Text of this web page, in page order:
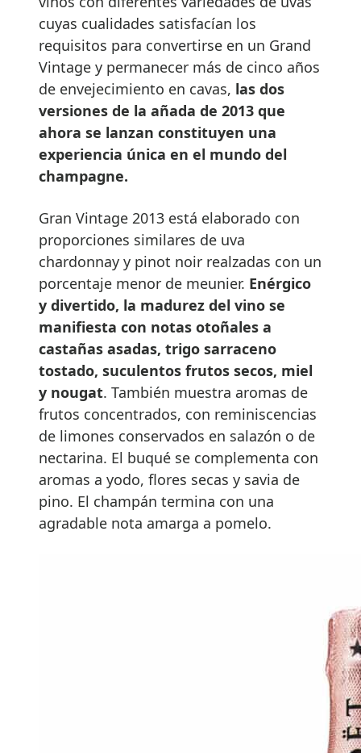
cuyas cualidades satisfacían los
requisitos para convertirse en un Grand
Vintage y permanecer más de cinco años
de envejecimiento en cavas, las dos
versiones de la añada de 2013 que
ahora se lanzan constituyen una
experiencia única en el mundo del
champagne.
Gran Vintage 2013 está elaborado con
proporciones similares de uva
chardonnay y pinot noir realzadas con un
porcentaje menor de meunier. Enérgico
y divertido, la madurez del vino se
manifiesta con notas otoñales a
castañas asadas, trigo sarraceno
tostado, suculentos frutos secos, miel
y nougat. También muestra aromas de
frutos concentrados, con reminiscencias
de limones conservados en salazón o de
nectarina. El buqué se complementa con
aromas a yodo, flores secas y savia de
pino. El champán termina con una
agradable nota amarga a pomelo.